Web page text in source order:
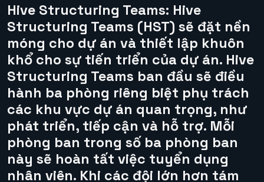
Hive Structuring Teams: Hive
Structuring Teams (HST) sẽ đặt nền
móng cho dự án và thiết lập khuôn
khổ cho sự tiến triển của dự án. Hive
Structuring Teams ban đầu sẽ điều
hành ba phòng riêng biệt phụ trách
các khu vực dự án quan trọng, như
phát triển, tiếp cận và hỗ trợ. Mỗi
phòng ban trong số ba phòng ban
này sẽ hoàn tất việc tuyển dụng
nhân viên. Khi các đội lớn hơn tám